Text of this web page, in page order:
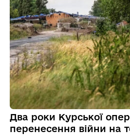
Два роки Курської
перенесення війни на